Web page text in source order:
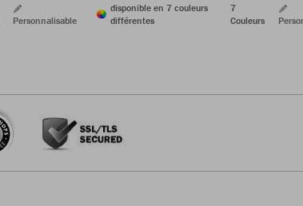
Personnalisable
disponible en 7 couleurs
différentes
7
Couleurs